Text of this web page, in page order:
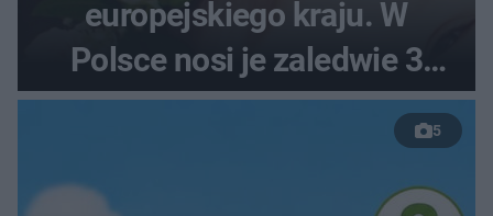
europejskiego kraju. W
Polsce nosi je zaledwie 3
kobiety
5